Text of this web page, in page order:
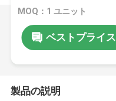
MOQ：1 ユニット
ベストプライス
製品の説明